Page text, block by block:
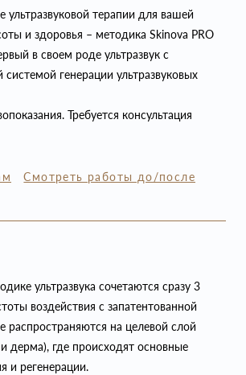
ультразвуковой терапии для вашей
и здоровья – методика Skinova PRO
в своем роде ультразвук с
системой генерации ультразвуковых
Требуется консультация
Смотреть работы до/после
ультразвука сочетаются сразу 3
воздействия с запатентованной
распространяются на целевой слой
дерма), где происходят основные
и регенерации.